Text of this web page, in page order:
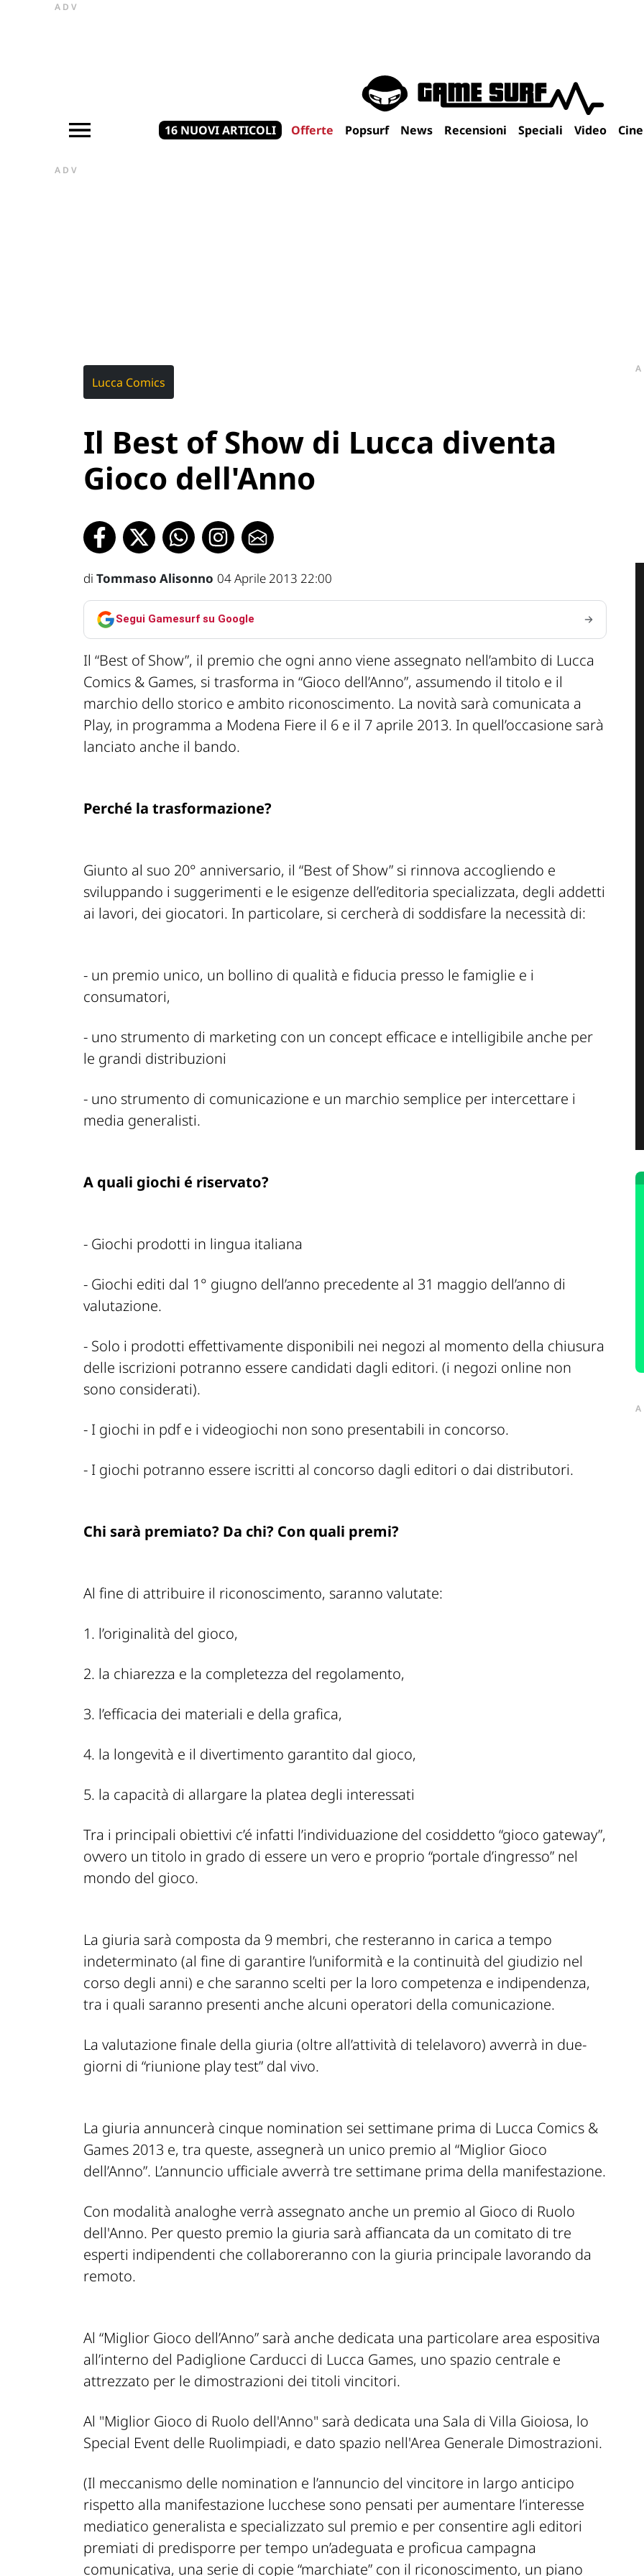
ADV
16 NUOVI ARTICOLI Offerte Popsurf News Recensioni Speciali Video
ADV
Lucca Comics
Il Best of Show di Lucca diventa
Gioco dell'Anno
di Tommaso Alisonno 04 Aprile 2013 22:00
Segui Gamesurf su Google
Il “Best of Show”, il premio che ogni anno viene assegnato nell’ambito di Lucca
Comics & Games, si trasforma in “Gioco dell’Anno”, assumendo il titolo e il
marchio dello storico e ambito riconoscimento. La novità sarà comunicata a
Play, in programma a Modena Fiere il 6 e il 7 aprile 2013. In quell’occasione sarà
lanciato anche il bando.
Perché la trasformazione?
Giunto al suo 20° anniversario, il “Best of Show” si rinnova accogliendo e
sviluppando i suggerimenti e le esigenze dell’editoria specializzata, degli addetti
ai lavori, dei giocatori. In particolare, si cercherà di soddisfare la necessità di:
- un premio unico, un bollino di qualità e fiducia presso le famiglie e i
consumatori,
- uno strumento di marketing con un concept efficace e intelligibile anche per
le grandi distribuzioni
- uno strumento di comunicazione e un marchio semplice per intercettare i
media generalisti.
A quali giochi é riservato?
- Giochi prodotti in lingua italiana
- Giochi editi dal 1° giugno dell’anno precedente al 31 maggio dell’anno di
valutazione.
- Solo i prodotti effettivamente disponibili nei negozi al momento della chiusura
delle iscrizioni potranno essere candidati dagli editori. (i negozi online non
sono considerati).
- I giochi in pdf e i videogiochi non sono presentabili in concorso.
- I giochi potranno essere iscritti al concorso dagli editori o dai distributori.
Chi sarà premiato? Da chi? Con quali premi?
Al fine di attribuire il riconoscimento, saranno valutate:
1. l’originalità del gioco,
2. la chiarezza e la completezza del regolamento,
3. l’efficacia dei materiali e della grafica,
4. la longevità e il divertimento garantito dal gioco,
5. la capacità di allargare la platea degli interessati
Tra i principali obiettivi c’é infatti l’individuazione del cosiddetto “gioco gateway”,
ovvero un titolo in grado di essere un vero e proprio “portale d’ingresso” nel
mondo del gioco.
La giuria sarà composta da 9 membri, che resteranno in carica a tempo
indeterminato (al fine di garantire l’uniformità e la continuità del giudizio nel
corso degli anni) e che saranno scelti per la loro competenza e indipendenza,
tra i quali saranno presenti anche alcuni operatori della comunicazione.
La valutazione finale della giuria (oltre all’attività di telelavoro) avverrà in due-
giorni di “riunione play test” dal vivo.
La giuria annuncerà cinque nomination sei settimane prima di Lucca Comics &
Games 2013 e, tra queste, assegnerà un unico premio al “Miglior Gioco
dell’Anno”. L’annuncio ufficiale avverrà tre settimane prima della manifestazione.
Con modalità analoghe verrà assegnato anche un premio al Gioco di Ruolo
dell'Anno. Per questo premio la giuria sarà affiancata da un comitato di tre
esperti indipendenti che collaboreranno con la giuria principale lavorando da
remoto.
Al “Miglior Gioco dell’Anno” sarà anche dedicata una particolare area espositiva
all’interno del Padiglione Carducci di Lucca Games, uno spazio centrale e
attrezzato per le dimostrazioni dei titoli vincitori.
Al "Miglior Gioco di Ruolo dell'Anno" sarà dedicata una Sala di Villa Gioiosa, lo
Special Event delle Ruolimpiadi, e dato spazio nell'Area Generale Dimostrazioni.
(Il meccanismo delle nomination e l’annuncio del vincitore in largo anticipo
rispetto alla manifestazione lucchese sono pensati per aumentare l’interesse
mediatico generalista e specializzato sul premio e per consentire agli editori
premiati di predisporre per tempo un’adeguata e proficua campagna
comunicativa, una serie di copie “marchiate” con il riconoscimento, un piano